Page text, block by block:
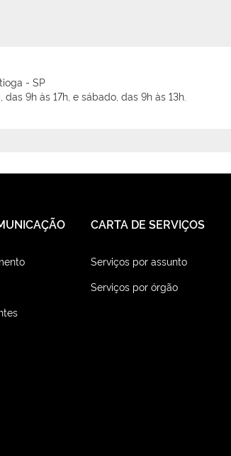
- SP
9h às 17h, e sábado, das 9h às 13h.
CARTA DE SERVIÇOS
Serviços por assunto
Serviços por órgão